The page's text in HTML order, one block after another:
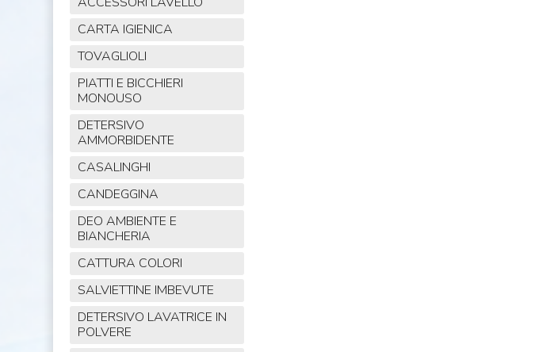
CARTA IGIENICA
TOVAGLIOLI
PIATTI E BICCHIERI
MONOUSO
DETERSIVO
AMMORBIDENTE
CASALINGHI
CANDEGGINA
DEO AMBIENTE E
BIANCHERIA
CATTURA COLORI
SALVIETTINE IMBEVUTE
DETERSIVO LAVATRICE IN
POLVERE